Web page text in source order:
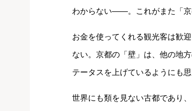
わからない――。これがまた「京
お金を使ってくれる観光客は歓
ない。京都の「壁」は、他の地
テータスを上げているようにも思
世界にも類を見ない古都であり